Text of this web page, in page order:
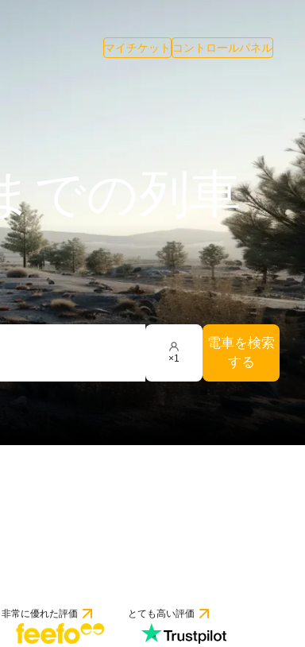
マイチケット コントロールパネル
での列車
×1
電車を検索
する
非常に優れた評価 とても高い評価
より）